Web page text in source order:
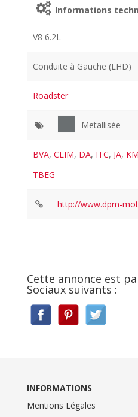
Informations
V8 6.2L
Conduite à Gauche (LHD)
Roadster
Metallisée
BVA,CLIM, DA, ITC, JA,
TBEG
http://www.dpm-
Cette annonce est
Sociaux suivants :
INFORMATIONS
Mentions Légales